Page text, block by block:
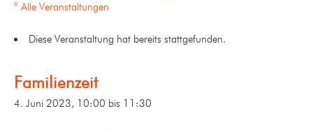
« Alle Veranstaltungen
Diese Veranstaltung hat bereits stattgefunden.
Familienzeit
4. Juni 2023, 10:00 bis 11:30